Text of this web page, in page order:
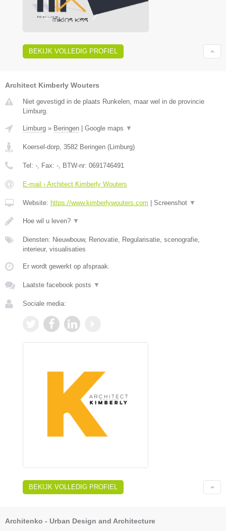
BEKIJK VOLLEDIG PROFIEL
Architect Kimberly Wouters
Niet gevestigd in de plaats Runkelen, maar wel in de provincie
Limburg.
Limburg » Beringen Google maps ▼
Koersel-dorp, 3582 Beringen (Limburg)
Tel: -, Fax: -, BTW-nr: 0691746491
E-mail › Architect Kimberly Wouters
Website: https://www.kimberlywouters.com Screenshot ▼
Hoe wil u leven? ▼
Diensten: Nieuwbouw, Renovatie, Regularisatie, scenografie,
interieur, visualisaties
Er wordt gewerkt op afspraak.
Laatste facebook posts ▼
Sociale media:
BEKIJK VOLLEDIG PROFIEL
Architenko - Urban Design and Architecture